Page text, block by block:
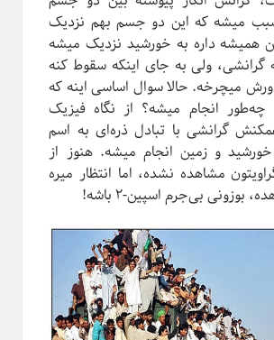
میشه که این دو جسم بهم نزدیک
همیشه داره به خورشید نزدیک میشه
گرانشی، ولی به جای اینکه سقوط کنه
میچرخه. حالا سوال اساسی اینه که
انجام میشه؟ از نگاه فیزیک
گرانشی با تبادل ذره‌ای به اسم
و زمین انجام میشه. هنوز از
مشاهده نشده، اما انتظار میره
بوزونی بی‌جرم اسپین-۲ باشه!